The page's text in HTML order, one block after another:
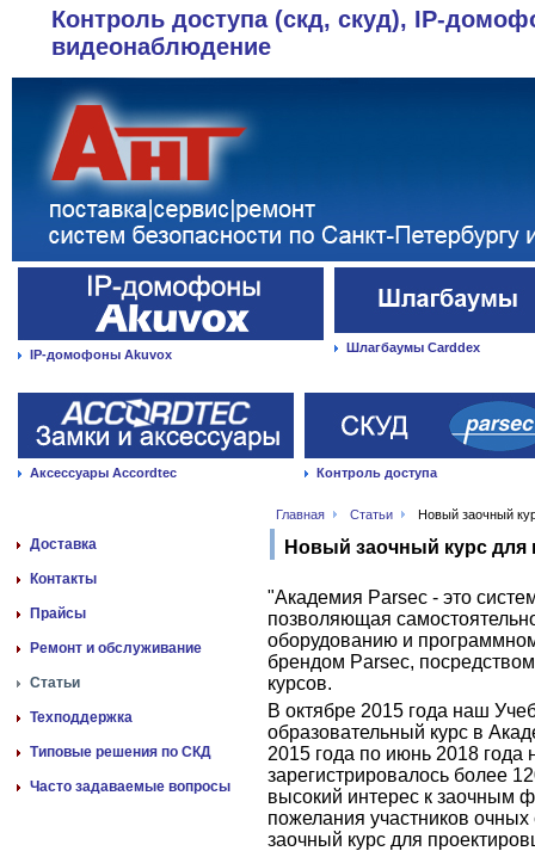
Контроль доступа (скд, скуд), IP-
видеонаблюдение
IP-домофоны Akuvox Шлагбаумы Carddex
Аксессуары Accordtec Контроль доступа
Главная Статьи Новый заочный
Доставка
Контакты
Прайсы
Ремонт и обслуживание
Статьи
Техподдержка
Типовые решения по СКД
Часто задаваемые вопросы
Новый заочный курс
"Академия Parsec - это
позволяющая
оборудованию и
брендом Parsec,
курсов.
В октябре 2015 года наш
образовательный курс в
2015 года по июнь 2018 года
зарегистрировалось более
высокий интерес к заочным
пожелания участников
заочный курс для